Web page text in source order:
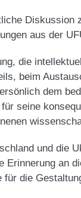
Diskussion
aus der
die
beim
dem
seine
und die
Erinnerung an
für die